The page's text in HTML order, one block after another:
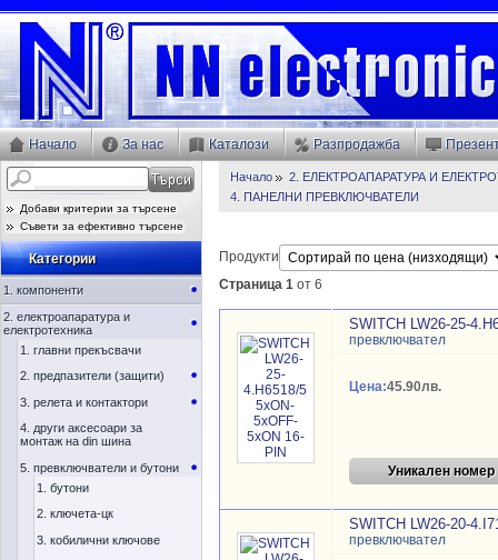
Начало За нас Каталози Разпродажба
Добави критерии за търсене
Съвети за ефективно търсене
Категории
1. компоненти
2. електроапаратура и
електротехника
1. главни прекъсвачи
2. предпазители (защити)
3. релета и контактори
4. други аксесоари за
монтаж на din шина
5. превключватели и бутони
1. бутони
2. ключета-цк
3. кобилични ключове
Начало
2. ЕЛЕКТРОАПАРАТУРА И
4. ПАНЕЛНИ ПРЕВКЛЮЧВАТЕЛИ
Продукти
Страница 1 от 6
SWITCH LW26-25-
превключвател
Цена:45.90лв.
Уникален номер
SWITCH LW26-20-
превключвател